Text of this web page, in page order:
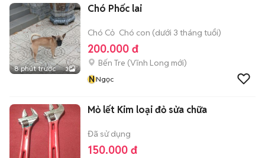
8 phút trước 3
Chó Phốc lai
Chó Cỏ Chó con (dưới 3 tháng tuổi)
200.000 đ
Bến Tre (Vĩnh Long mới)
NNgọc
Mỏ lết Kim loại đỏ sửa chữa
Đã sử dụng
150.000 đ